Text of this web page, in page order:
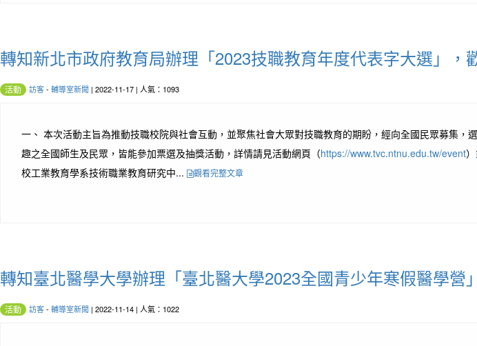
轉知新北市政府教育局辦理「2023技職教育年度代表字大選」，
活動 訪客- 輔導室新聞 | 2022-11-17 | 人氣：1093
一、 本次活動主旨為推動技職校院與社會互動，並聚焦社會大眾對技職教育的期盼，經向全國民眾募集
趣之全國師生及民眾，皆能參加票選及抽獎活動，詳情請見活動網頁（https://www.tvc.ntnu.edu.tw/event
校工業教育學系技術職業教育研究中...
觀看完整文章
轉知臺北醫學大學辦理「臺北醫大學2023全國青少年寒假醫學營
活動 訪客- 輔導室新聞 | 2022-11-14 | 人氣：1022